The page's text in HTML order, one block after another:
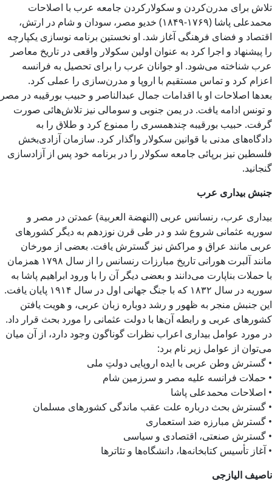
تلاش برای مدرن‌کردن و سکولارکردن جامعه عرب با اصلاحات
محمدعلی پاشا (۱۷۶۹-۱۸۴۹) خدیو مصر، سودان و شام در ارتش،
اقتصاد و فضای فرهنگی آغاز شد. او نخستین برنامه نوسازی یکپارچه
را پیشنهاد و اجرا کرد به عنوان اولین سکولار واقعی در تاریخ معاصر
عرب شناخته می‌شود. او جوانان عرب را برای تحصیل به فرانسه
اعزام کرد و تماس مستقیم با اروپا و مدرن‌سازی را عملی کرد.
بعدها اصلاحات او با اقدامات جمال عبدالناصر و حبیب بورقیبه در مصر
و تونس ادامه یافت. در یمن جنوبی و سومالی نیز تلاش‌هائی صورت
گرفت. حبیب بورقیبه چندهمسری را ممنوع کرد و طلاق را به
دادگاه‌های مدنی با قوانین سکولار واگذار کرد. سازمان آزادی‌بخش
فلسطین نیز برپائی جامعه سکولار را در برنامه خود پس از آزادسازی
گنجانید.
جنبش بیداری عرب
بیداری عرب، رنسانس عربی (النهضة العربیة‎) عمدتن در مصر و
سوریه عثمانی شروع شد و در طی قرن نوزدهم به دیگر کشورهای
عربی مانند عراق و مراکش نیز گسترش یافت. بعضی از مورخان
مانند آلبرت هورانی تاریخ مبارزات رنسانس را از سال ۱۷۹۸ همزمان
با حملات بناپارت می‌دانند و بعضی دیگر آن را با ورود ابراهیم پاشا به
سوریه در سال ۱۸۳۲ که با جنگ جهانی اول در سال ۱۹۱۴ پایان یافت.
این جنبش منجر به ظهور و رشد دوباره زبان عربی، و هویت یافتن
کشورهای عربی و رابطه آن‌ها با دولت عثمانی را مورد بحث قرار داد.
در مورد عوامل بیداری اعراب نظرات گوناگون وجود دارد، از آن میان
می‌توان از عوامل زیر نام برد:
• گسترش وطن عربی با ایده اروپایی دولتِ ملی
• حملات فرانسه علیه مصر و سرزمین شام
• اصلاحات محمدعلی پاشا
• گسترش بحث درباره علت عقب ماندگی کشورهای مسلمان
• گسترش مبارزه ضد استعماری
• گسترش صنعتی، اقتصادی و سیاسی
• آغاز تأسیس کتابخانه‌ها، دانشگاه‌ها و تئاترها
ناصیف الیازجی